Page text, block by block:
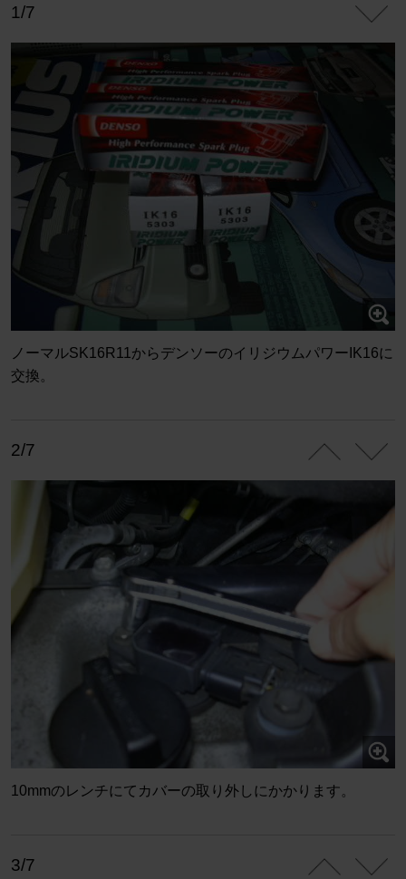
1/7
ノーマルSK16R11からデンソーのイリジウムパワーIK16に
交換。
2/7
10mmのレンチにてカバーの取り外しにかかります。
3/7